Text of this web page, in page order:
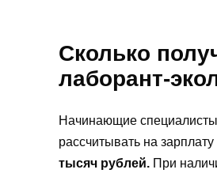
Сколько
лаборант-
Начинающие специалисты
рассчитывать на зарплату
тысяч рублей. При